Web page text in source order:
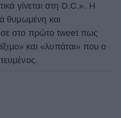
γίνεται στη D.C.». Η
θυμωμένη και
στο πρώτο tweet πως
και «λυπάται» που ο